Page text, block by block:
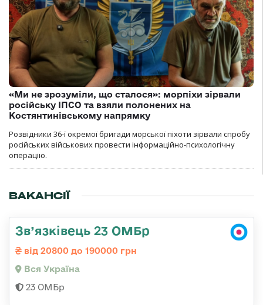
«Ми не зрозуміли, що сталося»: морпіхи зірвали
російську ІПСО та взяли полонених на
Костянтинівському напрямку
Розвідники 36-ї окремої бригади морської піхоти зірвали спробу
російських військових провести інформаційно-психологічну
операцію.
ВАКАНСІЇ
Зв’язківець 23 ОМБр
від 20800 до 190000 грн
Вся Україна
23 ОМБр